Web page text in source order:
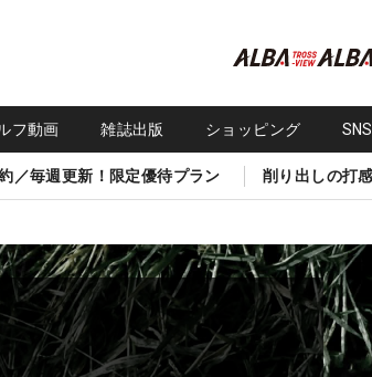
フ動画 雑誌出版 ショッピング
／毎週更新！限定優待プラン 削り出しの打